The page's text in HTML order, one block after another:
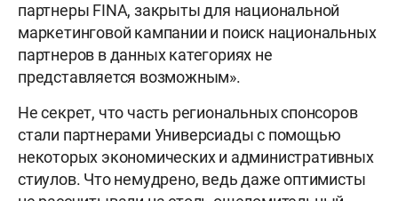
партнеры FINA, закрыты для национальной
маркетинговой кампании и поиск национальных
партнеров в данных категориях не
представляется возможным».
Не секрет, что часть региональных спонсоров
стали партнерами Универсиады с помощью
некоторых экономических и административных
стиулов. Что немудрено, ведь даже оптимисты